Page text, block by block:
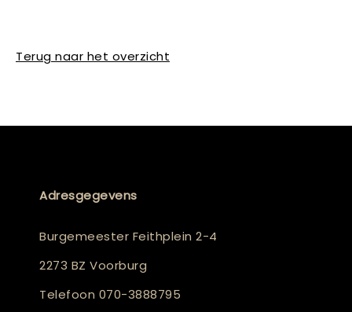
Terug naar het overzicht
Adresgegevens
Burgemeester Feithplein 2-4
2273 BZ Voorburg
Telefoon 070-3888795